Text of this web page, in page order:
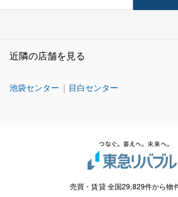
近隣の店舗を見る
池袋センター 目白センター
売買・賃貸 全国29,829件から物